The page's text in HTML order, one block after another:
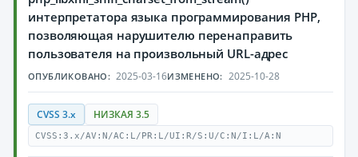
интерпретатора языка программирования PHP,
позволяющая нарушителю перенаправить
пользователя на произвольный URL-адрес
ОПУБЛИКОВАНО: 2025-03-16ИЗМЕНЕНО: 2025-10-28
CVSS 3.x НИЗКАЯ 3.5
CVSS:3.x/AV:N/AC:L/PR:L/UI:R/S:U/C:N/I:L/A:N